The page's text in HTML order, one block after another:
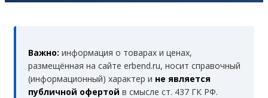
Важно: информация о товарах и ценах,
размещённая на сайте erbend.ru, носит справочный
(информационный) характер и не является
публичной офертой в смысле ст. 437 ГК РФ.